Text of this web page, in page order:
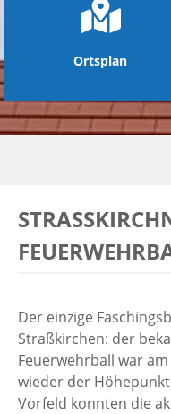
Ortsplan
Der einzige
Straßkirchen: der
Feuerwehrball war
wieder der
Vorfeld konnten die